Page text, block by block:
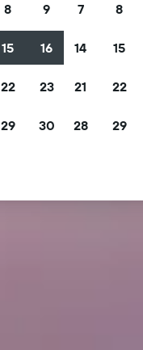
8 9
15 16
22 23
29 30
7 8
14 15
21 22
28 29